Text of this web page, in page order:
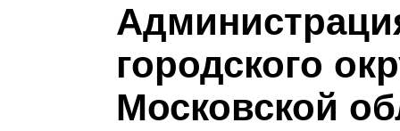
городского
Московской